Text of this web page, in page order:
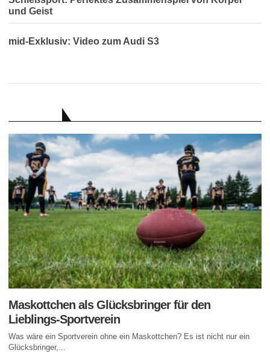
und Geist
mid-Exklusiv: Video zum Audi S3
Maskottchen als Glücksbringer für den
Lieblings-Sportverein
Was wäre ein Sportverein ohne ein Maskottchen? Es ist nicht nur ein
Glücksbringer,...